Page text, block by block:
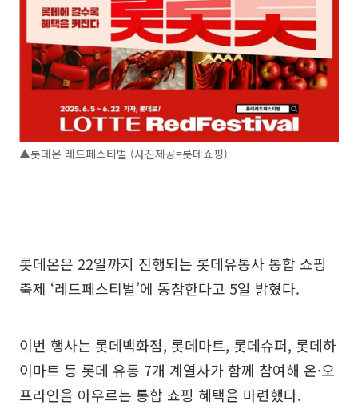
▲롯데온 레드페스티벌 (사진제공=롯데쇼핑)
롯데온은 22일까지 진행되는 롯데유통사 통합 쇼핑
축제 ‘레드페스티벌’에 동참한다고 5일 밝혔다.
이번 행사는 롯데백화점, 롯데마트, 롯데슈퍼, 롯데하
이마트 등 롯데 유통 7개 계열사가 함께 참여해 온·오
프라인을 아우르는 통합 쇼핑 혜택을 마련했다.